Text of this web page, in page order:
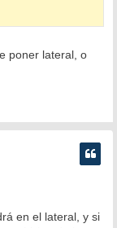
poner lateral, o
en el lateral, y si